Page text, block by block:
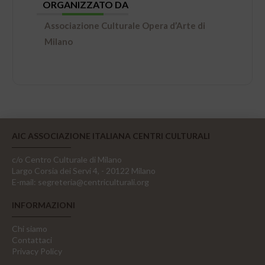
ORGANIZZATO DA
Associazione Culturale Opera d’Arte di
Milano
AIC ASSOCIAZIONE ITALIANA CENTRI CULTURALI
c/o Centro Culturale di Milano
Largo Corsia dei Servi 4, - 20122 Milano
E-mail: segreteria@centriculturali.org
INFORMAZIONI
Chi siamo
Contattaci
Privacy Policy